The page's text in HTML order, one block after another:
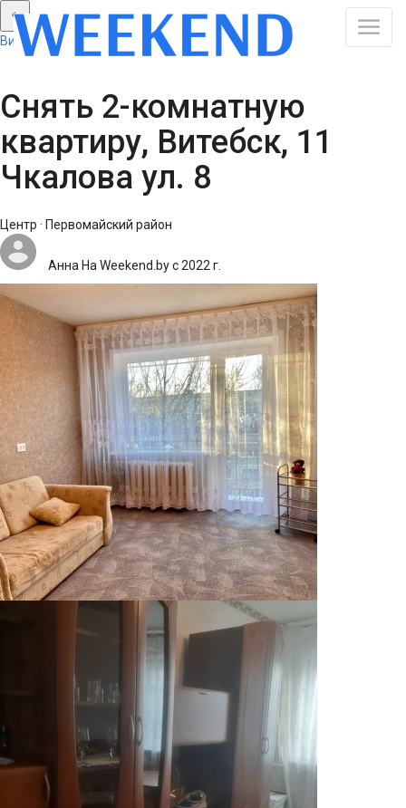
Витебск: Смотреть все результаты
Снять 2-комнатную
квартиру, Витебск, 11
Чкалова ул. 8
Центр · Первомайский район
Анна На Weekend.by с 2022 г.